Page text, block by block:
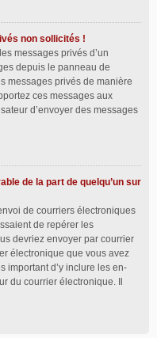
non sollicités !
messages privés d’un
depuis le panneau de
messages privés de manière
ces messages aux
d’envoyer des messages
de la part de quelqu’un sur
de courriers électroniques
de repérer les
devriez envoyer par courrier
électronique que vous avez
important d’y inclure les en-
du courrier électronique. Il